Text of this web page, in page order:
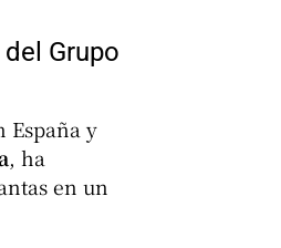
Grupo
España y
, ha
en un